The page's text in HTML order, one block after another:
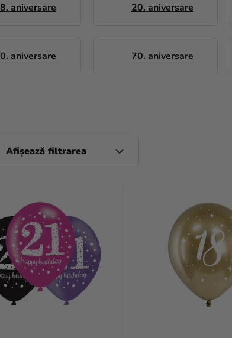
aniversare 20. aniversare
aniversare 70. aniversare